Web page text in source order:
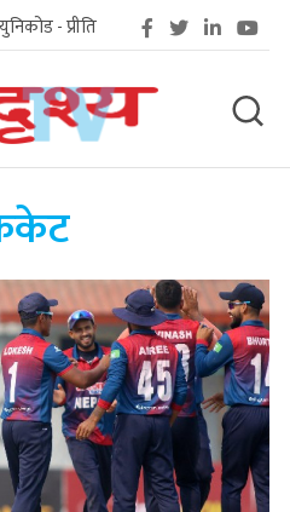
युनिकोड - प्रीति